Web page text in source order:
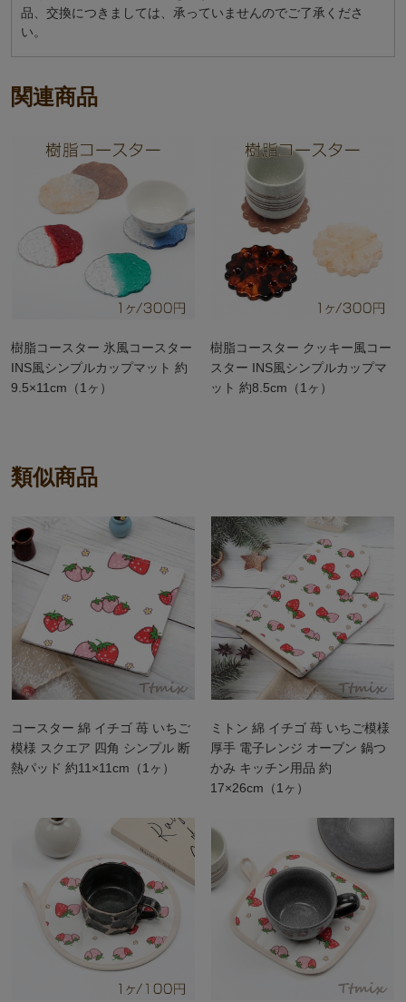
品、交換につきましては、承っていませんのでご了承くださ
い。
関連商品
樹脂コースター 氷風コースター
INS風シンプルカップマット 約
9.5×11cm（1ヶ）
樹脂コースター クッキー風コー
スター INS風シンプルカップマ
ット 約8.5cm（1ヶ）
類似商品
コースター 綿 イチゴ 苺 いちご
模様 スクエア 四角 シンプル 断
熱パッド 約11×11cm（1ヶ）
ミトン 綿 イチゴ 苺 いちご模様
厚手 電子レンジ オーブン 鍋つ
かみ キッチン用品 約
17×26cm（1ヶ）